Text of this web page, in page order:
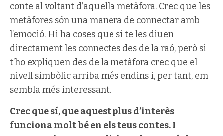
conte al voltant d’aquella metàfora. Crec que les
metàfores són una manera de connectar amb
l’emoció. Hi ha coses que si te les diuen
directament les connectes des de la raó, però si
t’ho expliquen des de la metàfora crec que el
nivell simbòlic arriba més endins i, per tant, em
sembla més interessant.
Crec que sí, que aquest plus d’interès
funciona molt bé en els teus contes. I